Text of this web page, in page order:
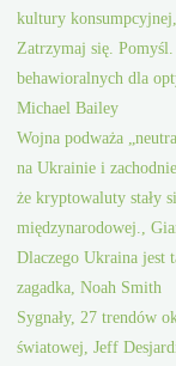
kultury
Zatrzymaj się.
behawioralnych dla
Michael Bailey
Wojna podważa
na Ukrainie i
że kryptowaluty stały
międzynarodowej.,
Dlaczego Ukraina jest
zagadka, Noah Smith
Sygnały, 27 trendów
światowej, Jeff